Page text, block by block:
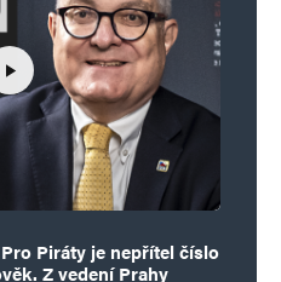
Piráty je nepřítel číslo
Z vedení Prahy